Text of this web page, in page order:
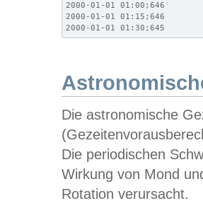
2000-01-01 01:00;646
2000-01-01 01:15;646
2000-01-01 01:30;645
Die astronomische
Die periodischen
Wirkung von Mond
Rotation verursacht.